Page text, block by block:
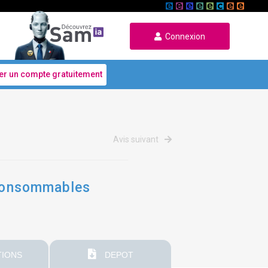
Connexion
un compte gratuitement
Avis suivant
DEPOT